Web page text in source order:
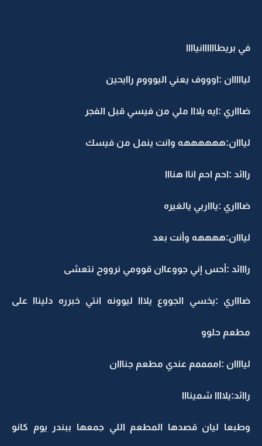
في بريطاااااانياااا
ليااااان :اوووف يعني اليوووم راايحين
ضاااري :ايه يلااا ملي من فيسي قبل الفجر
ليااان:ههههههه وانت ينمل من فيسك
راائد :احم احم اناا هنااا
ضاااري :ياااربي يالغيره
ليااان:ههههه وأنت بعد
رااائد :أحس إني جووعاان قوومي نرووح نتعشى
ضاااري :يخسي الجووع يلااا ليوونه انتي خبرره دليناا على
مطعم حلوو
لياااان :اممممم عندي مطعم جنااان
راائد:يلاااا شمينااا
وطبعا ليان قصدها المطعم اللي جمعها ببندر يوم كانو